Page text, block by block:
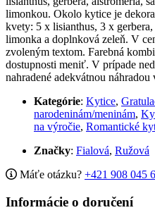
limonkou. Okolo kytice je
kvety: 5 x lisianthus, 3 x
limonka a doplnková zeleň. V
zvoleným textom. Farebná
dostupnosti meniť. V prípade
nahradené adekvátnou náhradou
Kategórie: Kytice,
narodeninám/meninám,
na výročie, Romantické
Značky: Fialová, Ružová
Máťe otázku? +421 908 045
Informácie o doručení